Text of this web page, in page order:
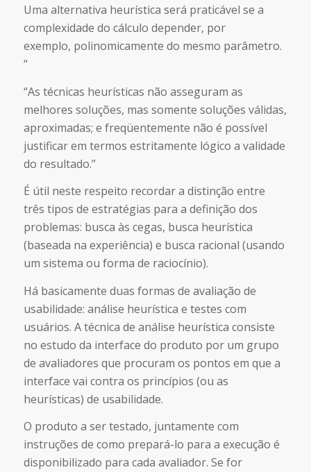
Uma alternativa heurística será praticável se a
complexidade do cálculo depender, por
exemplo, polinomicamente do mesmo parâmetro.
“
“As técnicas heurísticas não asseguram as
melhores soluções, mas somente soluções válidas,
aproximadas; e freqüentemente não é possível
justificar em termos estritamente lógico a validade
do resultado.”
É útil neste respeito recordar a distinção entre
três tipos de estratégias para a definição dos
problemas: busca às cegas, busca heurística
(baseada na experiência) e busca racional (usando
um sistema ou forma de raciocínio).
Há basicamente duas formas de avaliação de
usabilidade: análise heurística e testes com
usuários. A técnica de análise heurística consiste
no estudo da interface do produto por um grupo
de avaliadores que procuram os pontos em que a
interface vai contra os princípios (ou as
heurísticas) de usabilidade.
O produto a ser testado, juntamente com
instruções de como prepará-lo para a execução é
disponibilizado para cada avaliador. Se for